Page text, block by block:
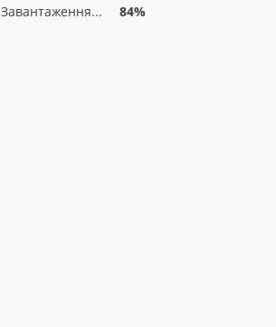
Завантаження... 84%